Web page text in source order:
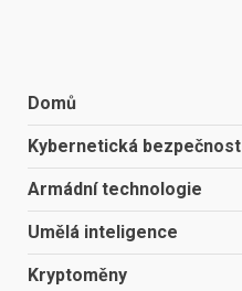
Domů
Kybernetická bezpečnost
Armádní technologie
Umělá inteligence
Kryptoměny